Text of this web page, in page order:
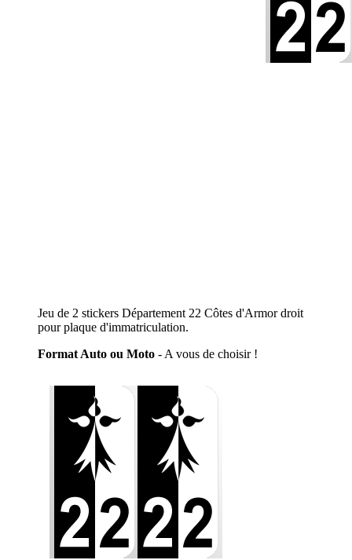
Jeu de 2 stickers Département 22 Côtes d'Armor droit
pour plaque d'immatriculation.
Format Auto ou Moto - A vous de choisir !